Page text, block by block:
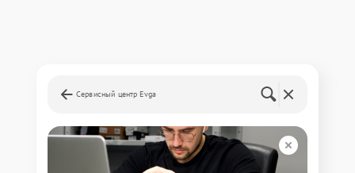
Сервисный центр Evga